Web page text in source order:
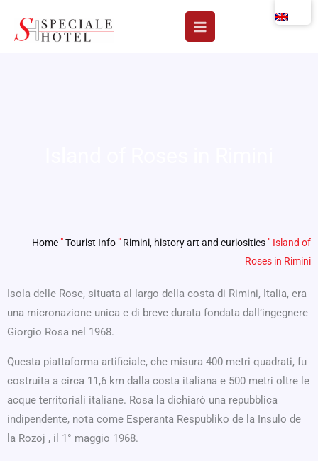
Home "Tourist Info " Rimini, history art and curiosities " Island of
Roses in Rimini
Isola delle Rose, situata al largo della costa di Rimini, Italia, era
una micronazione unica e di breve durata fondata dall’ingegnere
Giorgio Rosa nel 1968.
Questa piattaforma artificiale, che misura 400 metri quadrati, fu
costruita a circa 11,6 km dalla costa italiana e 500 metri oltre le
acque territoriali italiane. Rosa la dichiarò una repubblica
indipendente, nota come Esperanta Respubliko de la Insulo de
la Rozoj , il 1° maggio 1968.